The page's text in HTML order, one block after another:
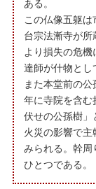
ある。
この仏像五躯は
台宗法漸寺が所
より損失の危
達師が什物とし
また本堂前の公
年に寺院を含む
伏せの公孫樹」
火災の影響で
みられる。幹周
ひとつである。